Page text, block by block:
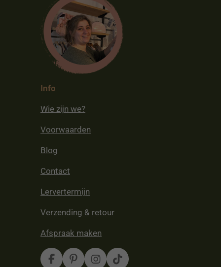
Info
Wie zijn we?
Voorwaarden
Blog
Contact
Lervertermijn
Verzending & retour
Afspraak maken
F
P
I
T